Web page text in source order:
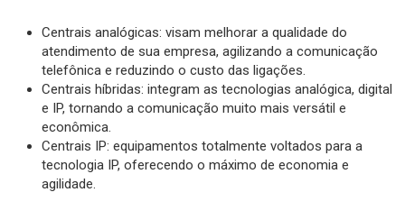
Centrais analógicas: visam melhorar a qualidade do
atendimento de sua empresa, agilizando a comunicação
telefônica e reduzindo o custo das ligações.
Centrais híbridas: integram as tecnologias analógica, digital
e IP, tornando a comunicação muito mais versátil e
econômica.
Centrais IP: equipamentos totalmente voltados para a
tecnologia IP, oferecendo o máximo de economia e
agilidade.